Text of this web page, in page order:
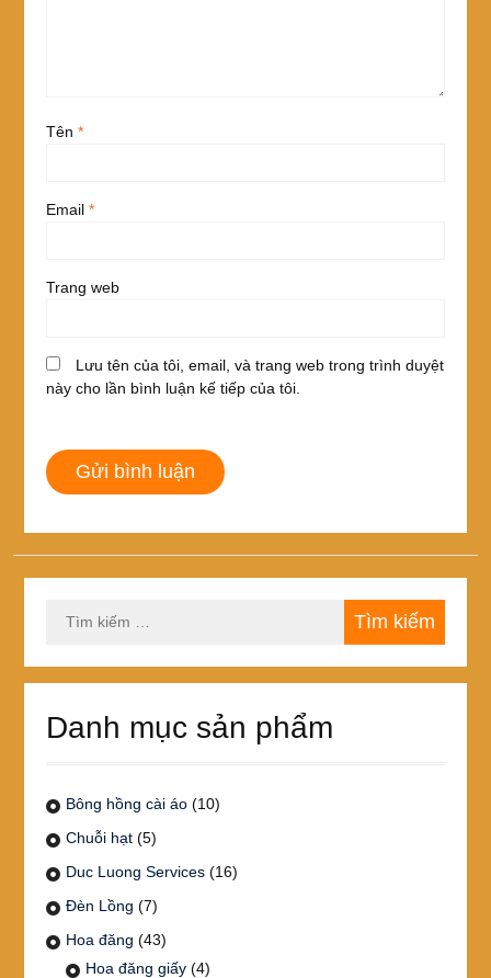
Tên *
Email *
Trang web
Lưu tên của tôi, email, và trang web trong trình duyệt
này cho lần bình luận kế tiếp của tôi.
kiếm
Danh mục sản phẩm
Bông hồng cài áo (10)
Chuỗi hạt (5)
Duc Luong Services (16)
Đèn Lồng (7)
Hoa đăng (43)
Hoa đăng giấy (4)